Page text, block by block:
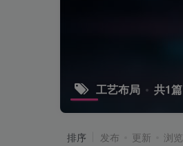
工艺布局 共1篇
排序 发布 更新 浏览